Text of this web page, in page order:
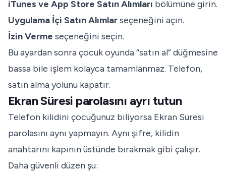
iTunes ve App Store Satın Alımları bölümüne girin.
Uygulama İçi Satın Alımlarseçeneğini açın.
İzin Verme seçeneğini seçin.
Bu ayardan sonra çocuk oyunda “satın al” düğmesine
bassa bile işlem kolayca tamamlanmaz. Telefon,
satın alma yolunu kapatır.
Ekran Süresi parolasını ayrı tutun
Telefon kilidini çocuğunuz biliyorsa Ekran Süresi
parolasını aynı yapmayın. Aynı şifre, kilidin
anahtarını kapının üstünde bırakmak gibi çalışır.
Daha güvenli düzen şu: